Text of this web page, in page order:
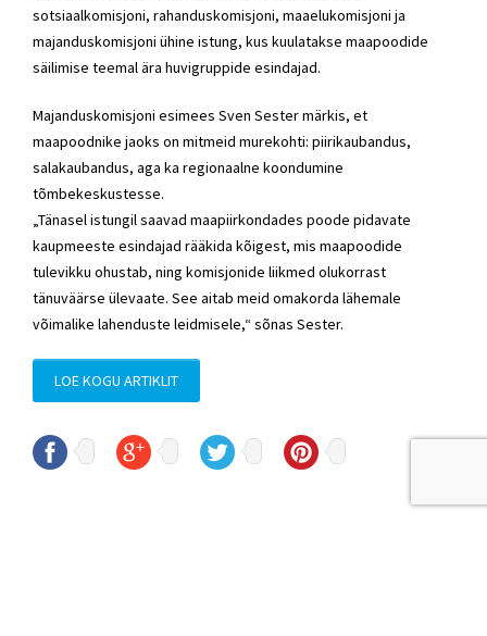
sotsiaalkomisjoni, rahanduskomisjoni, maaelukomisjoni ja
majanduskomisjoni ühine istung, kus kuulatakse maapoodide
säilimise teemal ära huvigruppide esindajad.
Majanduskomisjoni esimees Sven Sester märkis, et
maapoodnike jaoks on mitmeid murekohti: piirikaubandus,
salakaubandus, aga ka regionaalne koondumine
tõmbekeskustesse.
„Tänasel istungil saavad maapiirkondades poode pidavate
kaupmeeste esindajad rääkida kõigest, mis maapoodide
tulevikku ohustab, ning komisjonide liikmed olukorrast
tänuväärse ülevaate. See aitab meid omakorda lähemale
võimalike lahenduste leidmisele,“ sõnas Sester.
LOE KOGU ARTIKLIT